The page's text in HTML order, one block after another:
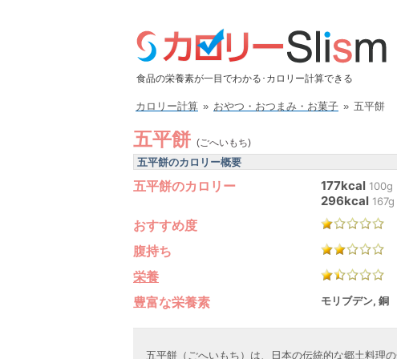
食品の栄養素が一目でわかる･カロリー計算できる
カロリー計算 » おやつ・おつまみ・お菓子 » 五平餅
五平餅 (ごへいもち)
五平餅のカロリー概要
五平餅のカロリー 177kcal 100g
296kcal 167g
おすすめ度
腹持ち
栄養
豊富な栄養素
モリブデン, 銅
五平餅（ごへいもち）は、日本の伝統的な郷土料理